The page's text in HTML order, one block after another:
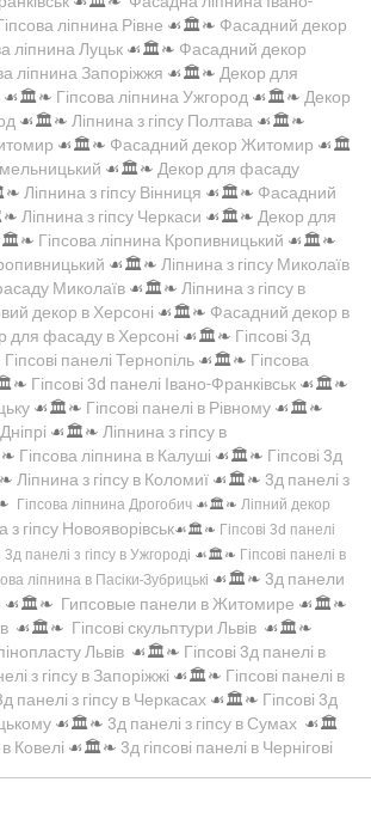
ліпнина Рівне ☙🏛️❧ Фасадний декор
ліпнина Луцьк ☙🏛️❧ Фасадний декор
ліпнина Запоріжжя ☙🏛️❧ Декор для
☙🏛️❧ Гіпсова ліпнина Ужгород ☙🏛️❧ Декор
☙🏛️❧ Ліпнина з гіпсу Полтава ☙🏛️❧
☙🏛️❧ Фасадний декор Житомир ☙🏛️
☙🏛️❧ Декор для фасаду
Ліпнина з гіпсу Вінниця ☙🏛️❧ Фасадний
Ліпнина з гіпсу Черкаси ☙🏛️❧ Декор для
Гіпсова ліпнина Кропивницький ☙🏛️❧
☙🏛️❧ Ліпнина з гіпсу Миколаїв
Миколаїв ☙🏛️❧ Ліпнина з гіпсу в
декор в Херсоні ☙🏛️❧ Фасадний декор в
для фасаду в Херсоні ☙🏛️❧ Гіпсові 3д
Гіпсові панелі Тернопіль ☙🏛️❧ Гіпсова
Гіпсові 3d панелі Івано-Франківськ ☙🏛️❧
☙🏛️❧ Гіпсові панелі в Рівному ☙🏛️❧
☙🏛️❧ Ліпнина з гіпсу в
Гіпсова ліпнина в Калуші ☙🏛️❧ Гіпсові 3д
Ліпнина з гіпсу в Коломиї ☙🏛️❧ 3д панелі з
Гіпсова ліпнина Дрогобич ☙🏛️❧ Ліпний декор
з гіпсу Новояворівськ☙🏛️❧ Гіпсові 3d панелі
3д панелі з гіпсу в Ужгороді ☙🏛️❧ Гіпсові панелі в
ліпнина в Пасіки-Зубрицькі ☙🏛️❧ 3д панели
☙🏛️❧ Гипсовые панели в Житомире ☙🏛️❧
☙🏛️❧ Гіпсові скульптури Львів ☙🏛️❧
Львів ☙🏛️❧ Гіпсові 3д панелі в
з гіпсу в Запоріжжі ☙🏛️❧ Гіпсові панелі в
панелі з гіпсу в Черкасах ☙🏛️❧ Гіпсові 3д
☙🏛️❧ 3д панелі з гіпсу в Сумах ☙🏛️
Ковелі ☙🏛️❧ 3д гіпсові панелі в Чернігові